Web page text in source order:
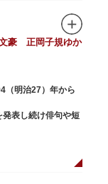
豪 正岡子規ゆか
（明治27）年から
表し続け俳句や短
歳で亡くなるまで